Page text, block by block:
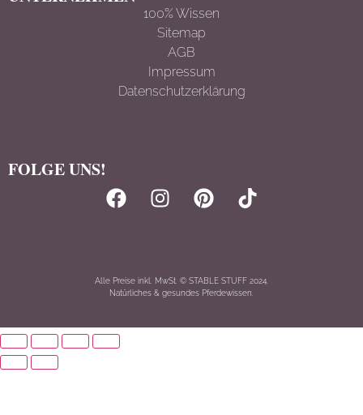
100% Wissen
Sitemap
AGB
Impressum
Datenschutzerklärung
FOLGE UNS!
Alle Preise inkl. MwSt. © STABLE STUFF 2024.
Natürliches & gesundes Pferdewissen.